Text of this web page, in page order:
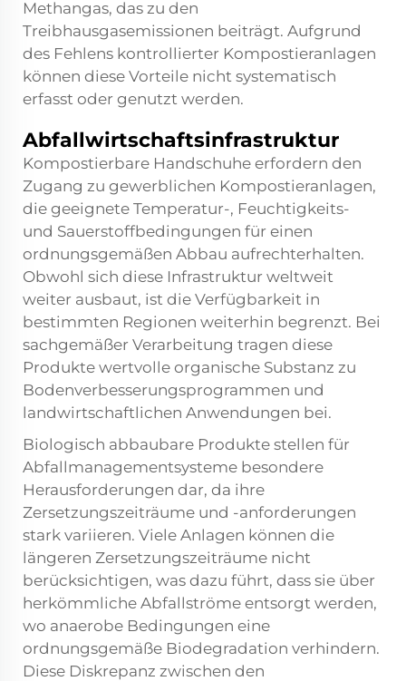
Methangas, das zu den
Treibhausgasemissionen beiträgt. Aufgrund
des Fehlens kontrollierter Kompostieranlagen
können diese Vorteile nicht systematisch
erfasst oder genutzt werden.
Abfallwirtschaftsinfrastruktur
Kompostierbare Handschuhe erfordern den
Zugang zu gewerblichen Kompostieranlagen,
die geeignete Temperatur-, Feuchtigkeits-
und Sauerstoffbedingungen für einen
ordnungsgemäßen Abbau aufrechterhalten.
Obwohl sich diese Infrastruktur weltweit
weiter ausbaut, ist die Verfügbarkeit in
bestimmten Regionen weiterhin begrenzt. Bei
sachgemäßer Verarbeitung tragen diese
Produkte wertvolle organische Substanz zu
Bodenverbesserungsprogrammen und
landwirtschaftlichen Anwendungen bei.
Biologisch abbaubare Produkte stellen für
Abfallmanagementsysteme besondere
Herausforderungen dar, da ihre
Zersetzungszeiträume und -anforderungen
stark variieren. Viele Anlagen können die
längeren Zersetzungszeiträume nicht
berücksichtigen, was dazu führt, dass sie über
herkömmliche Abfallströme entsorgt werden,
wo anaerobe Bedingungen eine
ordnungsgemäße Biodegradation verhindern.
Diese Diskrepanz zwischen den